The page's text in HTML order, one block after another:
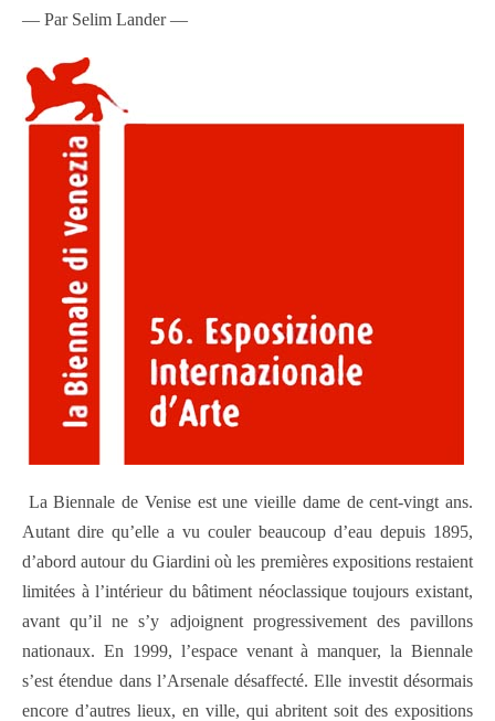
— Par Selim Lander —
La Biennale de Venise est une vieille dame de cent-vingt ans.
Autant dire qu’elle a vu couler beaucoup d’eau depuis 1895,
d’abord autour du Giardini où les premières expositions restaient
limitées à l’intérieur du bâtiment néoclassique toujours existant,
avant qu’il ne s’y adjoignent progressivement des pavillons
nationaux. En 1999, l’espace venant à manquer, la Biennale
s’est étendue dans l’Arsenale désaffecté. Elle investit désormais
encore d’autres lieux, en ville, qui abritent soit des expositions